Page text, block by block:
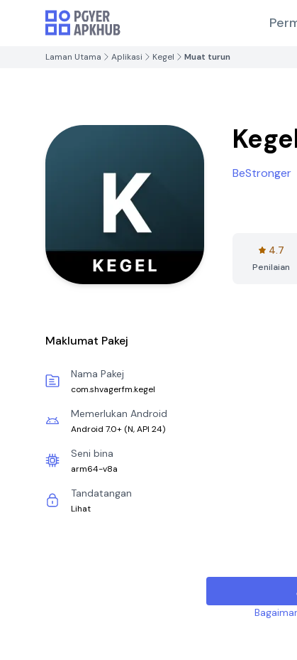
Laman Utama Aplikasi Kegel Muat turun
BeStronger
4.7
Penilaian
Maklumat Pakej
Nama Pakej
com.shvagerfm.kegel
Memerlukan Android
Android 7.0+ (N, API 24)
Seni bina
arm64-v8a
Tandatangan
Lihat